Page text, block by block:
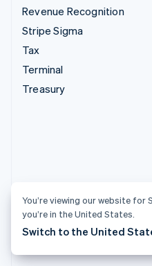
Revenue Recognition
Stripe Sigma
Tax
Terminal
Treasury
You’re viewing our website
you’re in the United States.
Switch to the United